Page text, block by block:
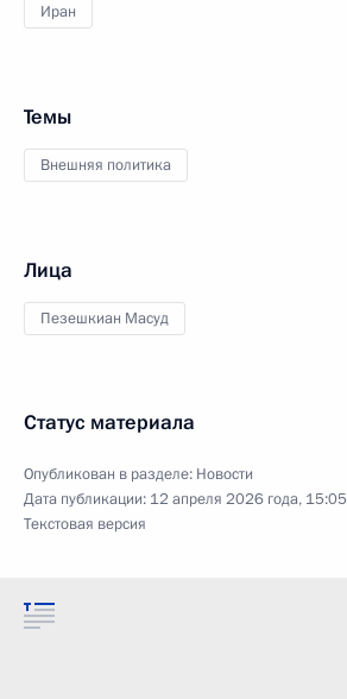
Иран
Темы
Внешняя политика
Лица
Пезешкиан Масуд
Статус материала
Опубликован в разделе: Новости
Дата публикации: 12 апреля 2026 года, 15:05
Текстовая версия